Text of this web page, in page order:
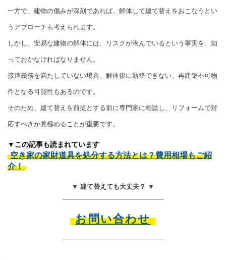
一方で、建物の傷みが深刻であれば、解体して建て替えをおこなうとい
うアプローチも考えられます。
しかし、安易な建物の解体には、リスクが潜んでいるという事実を、知
っておかなければなりません。
接道義務を満たしていない場合、解体後に新築できない、再建築不可物
件となる可能性もあるのです。
そのため、建て替えを前提とする前に専門家に相談し、リフォームで対
応すべきか見極めることが重要です。
▼この記事も読まれています
空き家の家財道具を処分する方法とは？費用相場もご紹
介！
▼ 建て替えても大丈夫？ ▼
お問い合わせ